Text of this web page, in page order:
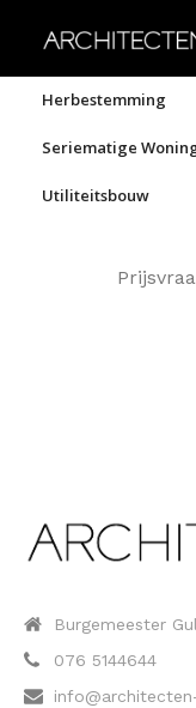
Herbestemming
Seriematige
Utiliteitsbouw
Burgemeester
076 5144644